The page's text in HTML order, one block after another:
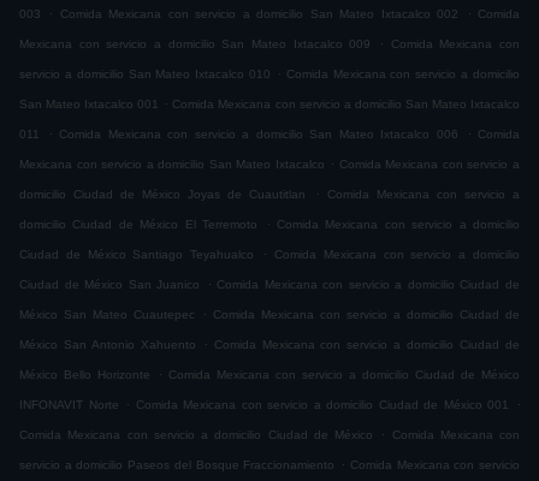
003 . Comida Mexicana con servicio a domicilio San Mateo Ixtacalco 002 . Comida
Mexicana con servicio a domicilio San Mateo Ixtacalco 009 . Comida Mexicana con
servicio a domicilio San Mateo Ixtacalco 010 . Comida Mexicana con servicio a domicilio
San Mateo Ixtacalco 001 . Comida Mexicana con servicio a domicilio San Mateo Ixtacalco
011 . Comida Mexicana con servicio a domicilio San Mateo Ixtacalco 006 . Comida
Mexicana con servicio a domicilio San Mateo Ixtacalco . Comida Mexicana con servicio a
domicilio Ciudad de México Joyas de Cuautitlan . Comida Mexicana con servicio a
domicilio Ciudad de México El Terremoto . Comida Mexicana con servicio a domicilio
Ciudad de México Santiago Teyahualco . Comida Mexicana con servicio a domicilio
Ciudad de México San Juanico . Comida Mexicana con servicio a domicilio Ciudad de
México San Mateo Cuautepec . Comida Mexicana con servicio a domicilio Ciudad de
México San Antonio Xahuento . Comida Mexicana con servicio a domicilio Ciudad de
México Bello Horizonte . Comida Mexicana con servicio a domicilio Ciudad de México
INFONAVIT Norte . Comida Mexicana con servicio a domicilio Ciudad de México 001 .
Comida Mexicana con servicio a domicilio Ciudad de México . Comida Mexicana con
servicio a domicilio Paseos del Bosque Fraccionamiento . Comida Mexicana con servicio